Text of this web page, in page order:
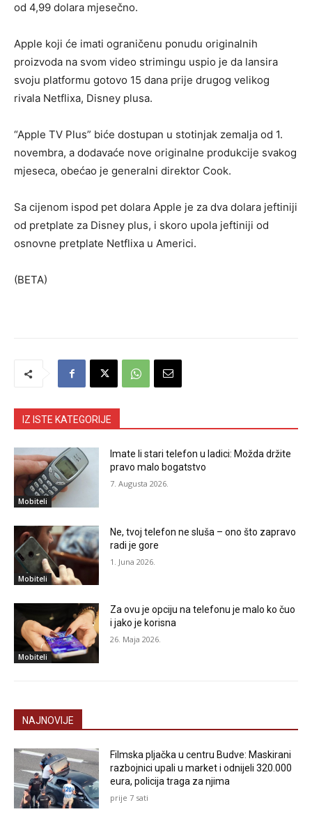
od 4,99 dolara mjesečno.
Apple koji će imati ograničenu ponudu originalnih
proizvoda na svom video strimingu uspio je da lansira
svoju platformu gotovo 15 dana prije drugog velikog
rivala Netflixa, Disney plusa.
“Apple TV Plus” biće dostupan u stotinjak zemalja od 1.
novembra, a dodavaće nove originalne produkcije svakog
mjeseca, obećao je generalni direktor Cook.
Sa cijenom ispod pet dolara Apple je za dva dolara jeftiniji
od pretplate za Disney plus, i skoro upola jeftiniji od
osnovne pretplate Netflixa u Americi.
(BETA)
IZ ISTE KATEGORIJE
Mobiteli
Imate li stari telefon u ladici: Možda držite
pravo malo bogatstvo
7. Augusta 2026.
Mobiteli
Ne, tvoj telefon ne sluša – ono što zapravo
radi je gore
1. Juna 2026.
Mobiteli
Za ovu je opciju na telefonu je malo ko čuo
i jako je korisna
26. Maja 2026.
NAJNOVIJE
Filmska pljačka u centru Budve: Maskirani
razbojnici upali u market i odnijeli 320.000
eura, policija traga za njima
prije 7 sati